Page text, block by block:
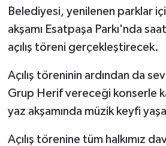
Belediyesi, yenilenen parklar
akşamı Esatpaşa Parkı'nda
açılış töreni gerçekleştirecek.
Açılış töreninin ardından da
Grup Herif vereceği konserle
yaz akşamında müzik keyfi
Açılış törenine tüm halkımız